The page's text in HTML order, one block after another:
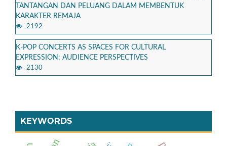
TANTANGAN DAN PELUANG DALAM MEMBENTUK
KARAKTER REMAJA
2192
K-POP CONCERTS AS SPACES FOR CULTURAL
EXPRESSION: AUDIENCE PERSPECTIVES
2130
KEYWORDS